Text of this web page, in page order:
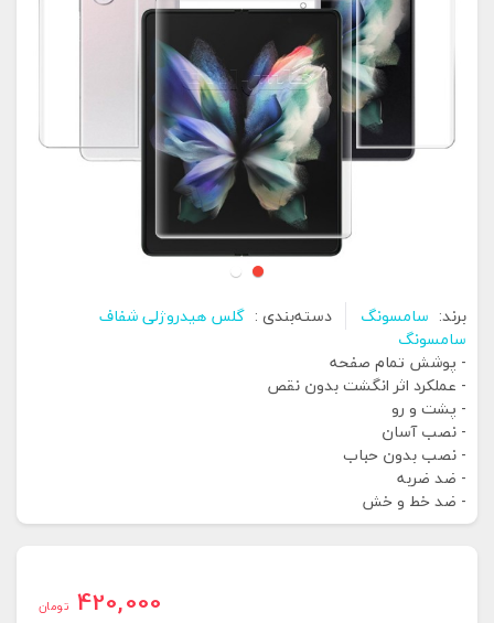
برند: سامسونگ دسته‌بندی : گلس هیدروژلی شفاف
سامسونگ
- پوشش تمام صفحه
- عملکرد اثر انگشت بدون نقص
- پشت و رو
- نصب آسان
- نصب بدون حباب
- ضد ضربه
- ضد خط و خش
420,000 تومان